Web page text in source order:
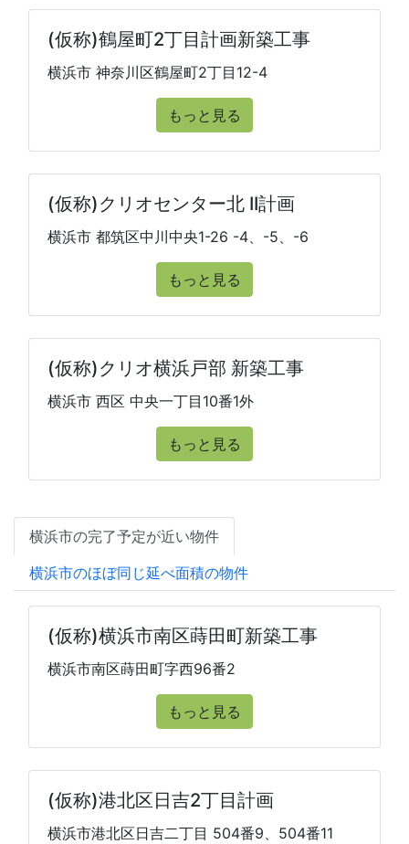
(仮称)鶴屋町2丁目計画新築工事
横浜市 神奈川区鶴屋町2丁目12-4
もっと見る
(仮称)クリオセンター北 II計画
横浜市 都筑区中川中央1-26 -4、-5、-6
もっと見る
(仮称)クリオ横浜戸部 新築工事
横浜市 西区 中央一丁目10番1外
もっと見る
横浜市の完了予定が近い物件
横浜市のほぼ同じ延べ面積の物件
(仮称)横浜市南区蒔田町新築工事
横浜市南区蒔田町字西96番2
もっと見る
(仮称)港北区日吉2丁目計画
横浜市港北区日吉二丁目 504番9、504番11